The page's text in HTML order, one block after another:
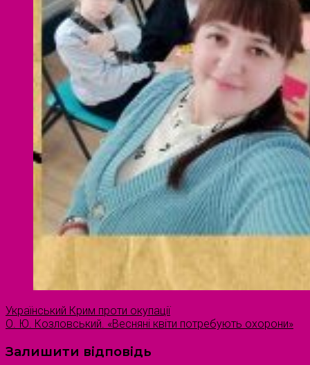
Український Крим проти окупації
О. Ю. Козловський. «Весняні квіти потребують охорони»
Залишити відповідь